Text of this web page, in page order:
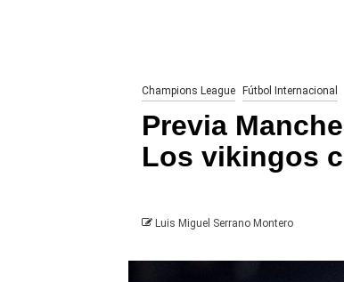
Champions League Fútbol Internacional
Previa
Los vikingos
Luis Miguel Serrano Montero